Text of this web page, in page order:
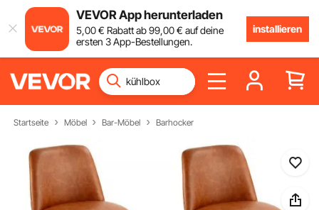
VEVOR App herunterladen
5,00€ Rabatt ab99,00€ auf deine
ersten 3 App-Bestellungen.
installieren
Startseite Möbel Bar-Möbel Barhocker